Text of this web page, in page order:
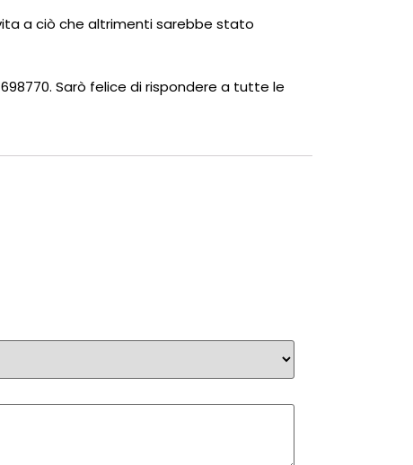
a ciò che altrimenti sarebbe stato
Sarò felice di rispondere a tutte le